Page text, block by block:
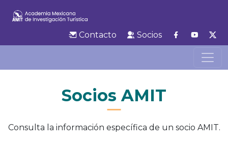
Contacto Socios
Socios AMIT
Consulta la información específica de un socio AMIT.